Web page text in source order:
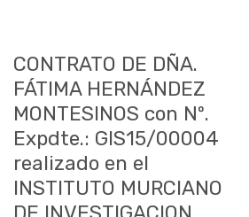
ACCESO PERSONAL
CONTRATO DE DÑA.
FÁTIMA HERNÁNDEZ
MONTESINOS con Nº.
Expdte.: GIS15/00004
realizado en el
INSTITUTO MURCIANO